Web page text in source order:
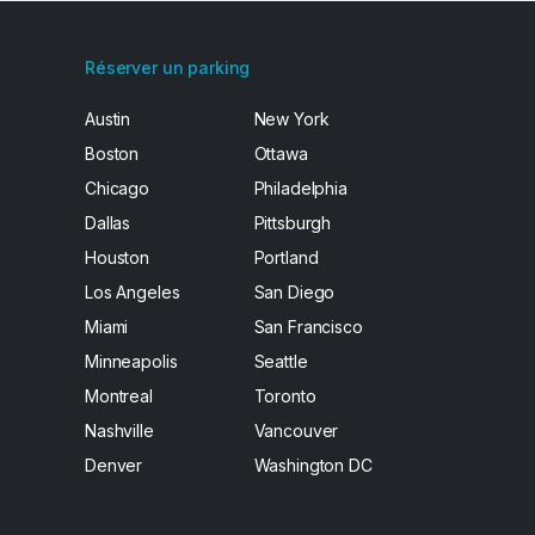
Réserver un parking
Austin
Boston
Chicago
Dallas
Houston
Los Angeles
Miami
Minneapolis
Montreal
Nashville
Denver
New York
Ottawa
Philadelphia
Pittsburgh
Portland
San Diego
San Francisco
Seattle
Toronto
Vancouver
Washington DC